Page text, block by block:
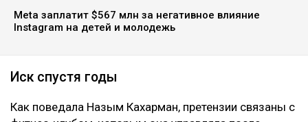
Meta заплатит $567 млн за негативное влияние
Instagram на детей и молодежь
Иск спустя годы
Как поведала Назым Кахарман, претензии связаны с